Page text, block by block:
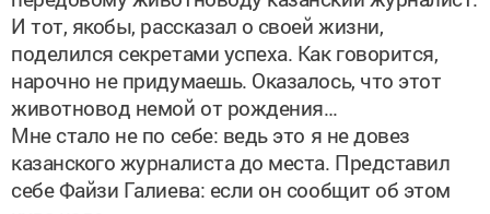
поделился секретами успеха. Как говорится,
нарочно не придумаешь. Оказалось, что этот
животновод немой от рождения…
Мне стало не по себе: ведь это я не довез
казанского журналиста до места. Представил
себе Файзи Галиева: если он сообщит об этом
куда надо…